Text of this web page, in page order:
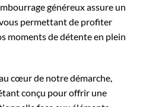
généreux assure un
permettant de profiter
moments de détente en plein
cœur de notre démarche,
conçu pour offrir une